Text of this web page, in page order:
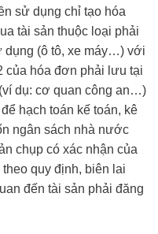
sử dụng chỉ tạo hóa
tài sản thuộc loại phải
dụng (ô tô, xe máy…) với
của hóa đơn phải lưu tại
dụ: cơ quan công an…)
hạch toán kế toán, kê
ngân sách nhà nước
chụp có xác nhận của
quy định, biên lai
đến tài sản phải đăng